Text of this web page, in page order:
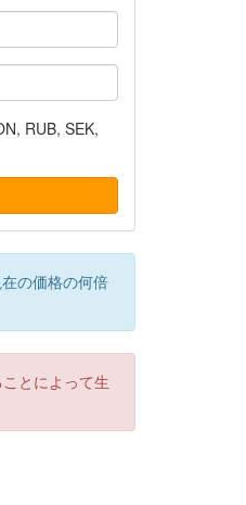
RUB, SEK,
の価格の何倍
とによって生